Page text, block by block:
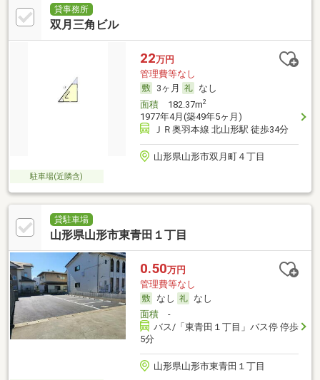
貸事務所
双月三角ビル
22万円
管理費等なし
3ヶ月
なし
面積182.37m2
1977年4月(築49年5ヶ月)
ＪＲ奥羽本線 北山形駅 徒歩34分
山形県山形市双月町４丁目
駐車場(近隣含)
貸駐車場
山形県山形市東青田１丁目
0.50万円
管理費等なし
なし
なし
面積-
バス/「東青田１丁目」バス停 停歩
5分
山形県山形市東青田１丁目